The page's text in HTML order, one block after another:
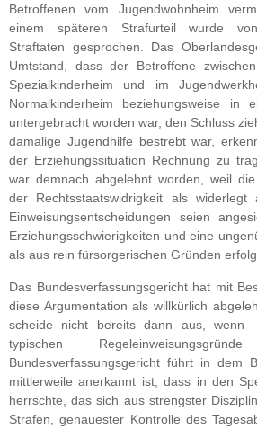
Betroffenen vom Jugendwohnheim
einem späteren Strafurteil wurde
Straftaten gesprochen. Das
Umtstand, dass der Betroffene
Spezialkinderheim und im
Normalkinderheim beziehungsweise in
untergebracht worden war, den Schluss
damalige Jugendhilfe bestrebt war,
der Erziehungssituation Rechnung zu
war demnach abgelehnt worden, weil
der Rechtsstaatswidrigkeit als widerlegt
Einweisungsentscheidungen seien
Erziehungsschwierigkeiten und eine
als aus rein fürsorgerischen Gründen
Das Bundesverfassungsgericht hat mit
diese Argumentation als willkürlich
scheide nicht bereits dann aus, wenn
typischen
Bundesverfassungsgericht führt in dem
mittlerweile anerkannt ist, dass in den
herrschte, das sich aus strengster
Strafen, genauester Kontrolle des